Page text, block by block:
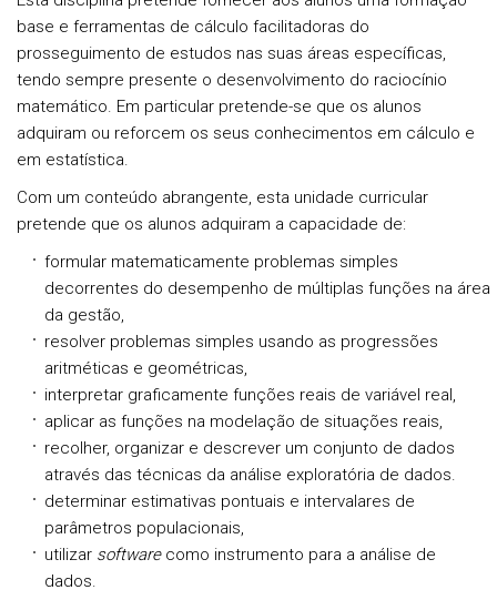
base e ferramentas de cálculo facilitadoras do
prosseguimento de estudos nas suas áreas específicas,
tendo sempre presente o desenvolvimento do raciocínio
matemático. Em particular pretende-se que os alunos
adquiram ou reforcem os seus conhecimentos em cálculo e
em estatística.
Com um conteúdo abrangente, esta unidade curricular
pretende que os alunos adquiram a capacidade de:
formular matematicamente problemas simples
decorrentes do desempenho de múltiplas funções na área
da gestão,
resolver problemas simples usando as progressões
aritméticas e geométricas,
interpretar graficamente funções reais de variável real,
aplicar as funções na modelação de situações reais,
recolher, organizar e descrever um conjunto de dados
através das técnicas da análise exploratória de dados.
determinar estimativas pontuais e intervalares de
parâmetros populacionais,
utilizar softwarecomo instrumento para a análise de
dados.